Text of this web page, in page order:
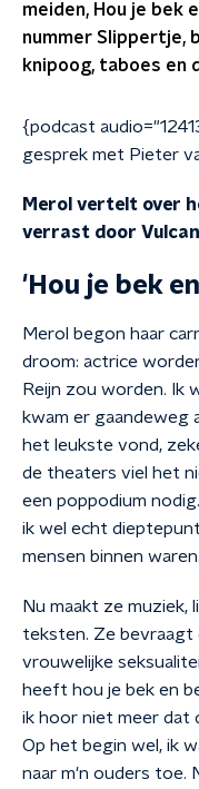
meiden, Hou je bek
nummer Slippertje,
knipoog, taboes en
{podcast
gesprek met Pieter
Merol vertelt over
verrast door
'Hou je bek
Merol begon haar
droom: actrice
Reijn zou worden. Ik
kwam er gaandeweg
het leukste vond,
de theaters viel het
een poppodium
ik wel echt
mensen binnen
Nu maakt ze muziek,
teksten. Ze
vrouwelijke
heeft hou je bek en
ik hoor niet meer dat
Op het begin wel, ik
naar m'n ouders toe.